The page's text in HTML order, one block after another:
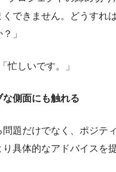
くできません。どうすれ
」
忙しいです。」
な側面にも触れる
問題だけでなく、ポジテ
り具体的なアドバイスを